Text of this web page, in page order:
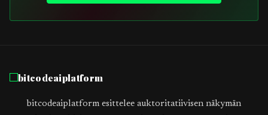
bitcodeaiplatform
bitcodeaiplatform esittelee auktoritatiivisen näkymän